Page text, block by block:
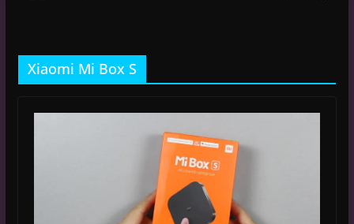
Xiaomi Mi Box S